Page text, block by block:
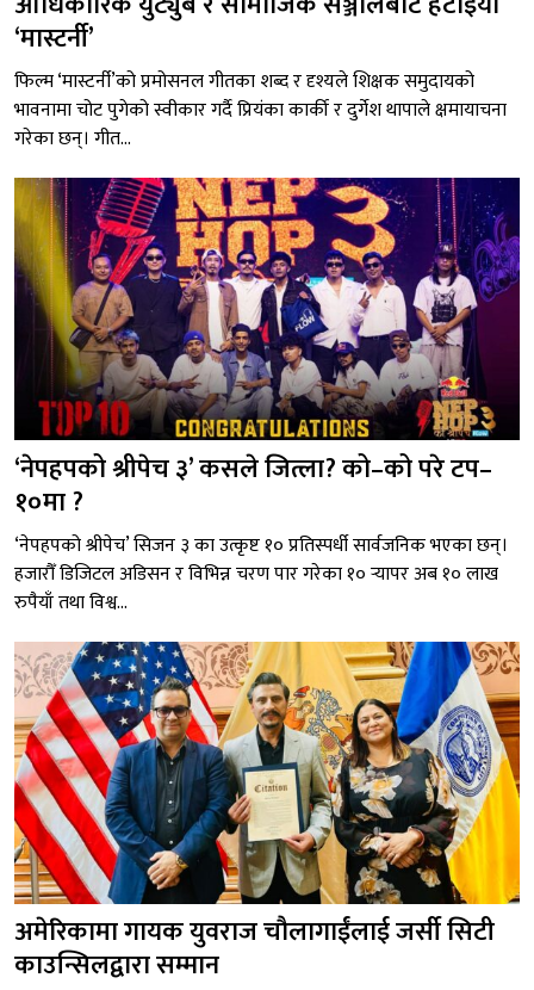
‘मास्टर्नी’
फिल्म ‘मास्टर्नी’को प्रमोसनल गीतका शब्द र दृश्यले शिक्षक समुदायको
भावनामा चोट पुगेको स्वीकार गर्दै प्रियंका कार्की र दुर्गेश थापाले क्षमायाचना
गरेका छन्। गीत...
‘नेपहपको श्रीपेच ३’ कसले जित्ला? को–को परे टप–
१०मा ?
‘नेपहपको श्रीपेच’ सिजन ३ का उत्कृष्ट १० प्रतिस्पर्धी सार्वजनिक भएका छन्।
हजारौँ डिजिटल अडिसन र विभिन्न चरण पार गरेका १० र्‍यापर अब १० लाख
रुपैयाँ तथा विश्व...
अमेरिकामा गायक युवराज चौलागाईंलाई जर्सी सिटी
काउन्सिलद्वारा सम्मान